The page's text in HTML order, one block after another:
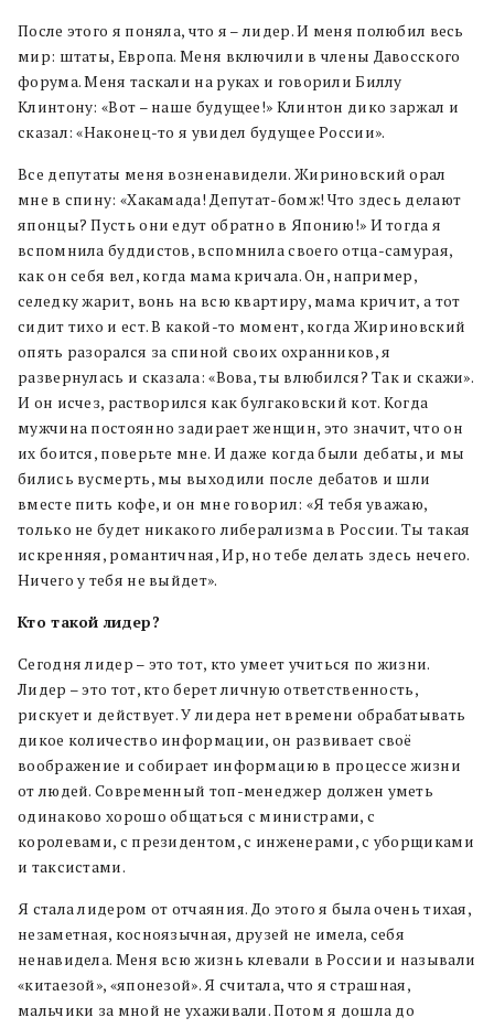
После этого я поняла, что я – лидер. И меня полюбил весь
мир: штаты, Европа. Меня включили в члены Давосского
форума. Меня таскали на руках и говорили Биллу
Клинтону: «Вот – наше будущее!» Клинтон дико заржал и
сказал: «Наконец-то я увидел будущее России».
Все депутаты меня возненавидели. Жириновский орал
мне в спину: «Хакамада! Депутат-бомж! Что здесь делают
японцы? Пусть они едут обратно в Японию!» И тогда я
вспомнила буддистов, вспомнила своего отца-самурая,
как он себя вел, когда мама кричала. Он, например,
селедку жарит, вонь на всю квартиру, мама кричит, а тот
сидит тихо и ест. В какой-то момент, когда Жириновский
опять разорался за спиной своих охранников, я
развернулась и сказала: «Вова, ты влюбился? Так и скажи».
И он исчез, растворился как булгаковский кот. Когда
мужчина постоянно задирает женщин, это значит, что он
их боится, поверьте мне. И даже когда были дебаты, и мы
бились вусмерть, мы выходили после дебатов и шли
вместе пить кофе, и он мне говорил: «Я тебя уважаю,
только не будет никакого либерализма в России. Ты такая
искренняя, романтичная, Ир, но тебе делать здесь нечего.
Ничего у тебя не выйдет».
Кто такой лидер?
Сегодня лидер – это тот, кто умеет учиться по жизни.
Лидер – это тот, кто берет личную ответственность,
рискует и действует. У лидера нет времени обрабатывать
дикое количество информации, он развивает своё
воображение и собирает информацию в процессе жизни
от людей. Современный топ-менеджер должен уметь
одинаково хорошо общаться с министрами, с
королевами, с президентом, с инженерами, с уборщиками
и таксистами.
Я стала лидером от отчаяния. До этого я была очень тихая,
незаметная, косноязычная, друзей не имела, себя
ненавидела. Меня всю жизнь клевали в России и называли
«китаезой», «японезой». Я считала, что я страшная,
мальчики за мной не ухаживали. Потом я дошла до